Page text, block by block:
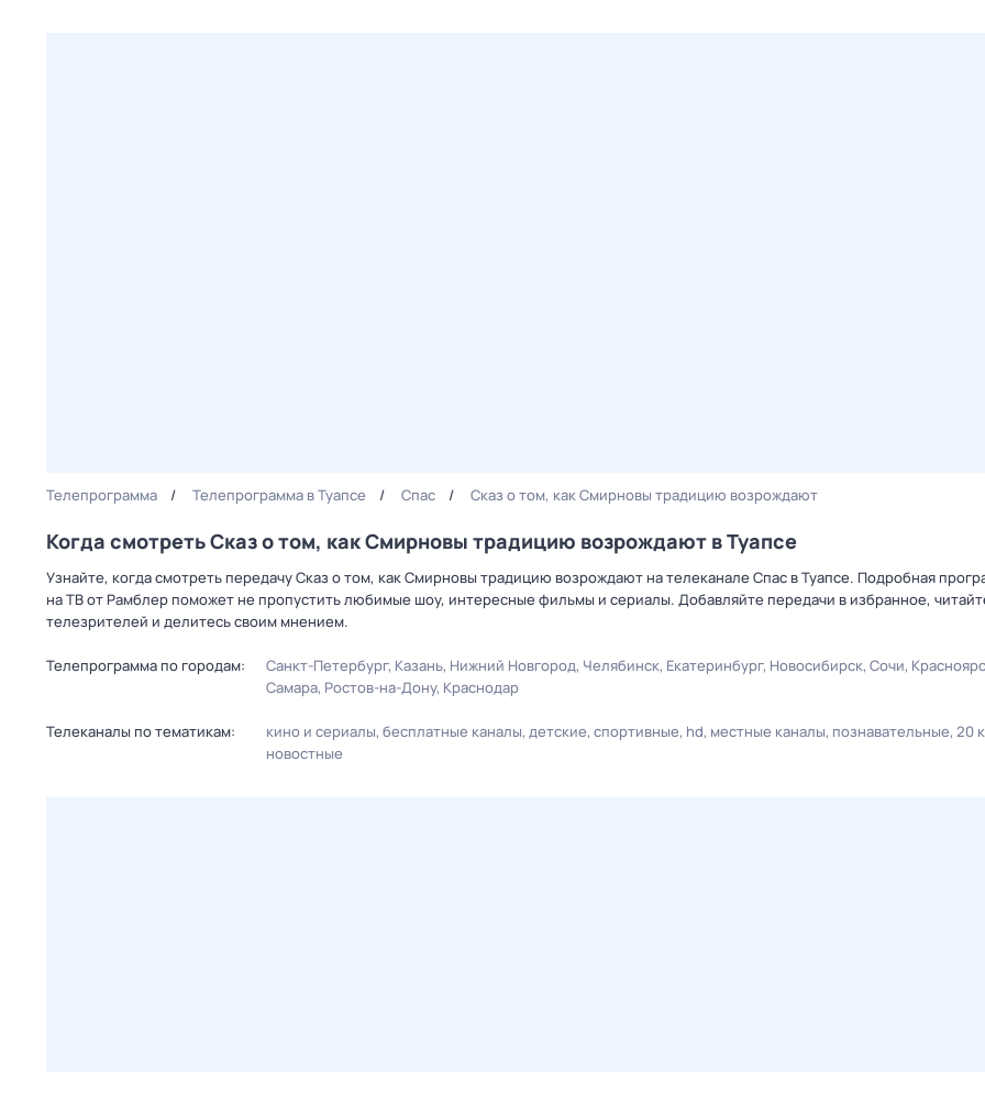
Телепрограмма Телепрограмма в Туапсе Спас Сказ о том, как Смирновы традицию возрождают
Когда смотреть Сказ о том, как Смирновы традицию возрождают в Туапсе
Узнайте, когда смотреть передачу Сказ о том, как Смирновы традицию возрождают на телеканале Спас в Туапсе. Подробная
на ТВ от Рамблер поможет не пропустить любимые шоу, интересные фильмы и сериалы. Добавляйте передачи в избранное,
телезрителей и делитесь своим мнением.
Телепрограмма по городам: Санкт-Петербург Казань Нижний Новгород Челябинск Екатеринбург Новосибирск Сочи
Самара Ростов-на-Дону Краснодар
Телеканалы по тематикам: кино и сериалы бесплатные каналы детские спортивные hd местные каналы познавательные 20
новостные